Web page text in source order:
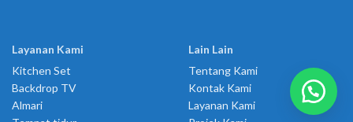
Layanan Kami
Kitchen Set
Backdrop TV
Almari
Lain Lain
Tentang Kami
Kontak Kami
Layanan Kami